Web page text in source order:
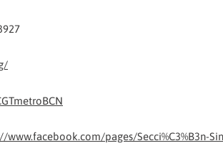
www.facebook.com/pages/Secci%C3%B3n-